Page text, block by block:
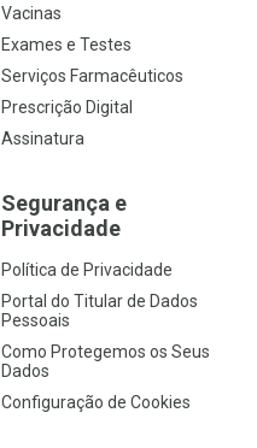
Vacinas
Exames e Testes
Serviços Farmacêuticos
Prescrição Digital
Assinatura
Segurança e
Privacidade
Política de Privacidade
Portal do Titular de Dados
Pessoais
Como Protegemos os Seus
Dados
Configuração de Cookies